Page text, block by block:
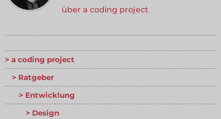
über a coding project
a coding project
Ratgeber
Entwicklung
Design